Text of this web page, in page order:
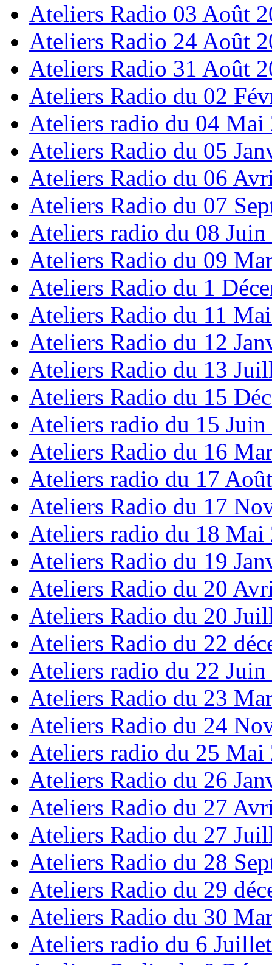
Ateliers Radio 03 Août
Ateliers Radio 24 Août
Ateliers Radio 31 Août
Ateliers Radio du 02
Ateliers radio du 04 Mai
Ateliers Radio du 05
Ateliers Radio du 06
Ateliers Radio du 07
Ateliers radio du 08 Juin
Ateliers Radio du 09
Ateliers Radio du 1
Ateliers Radio du 11
Ateliers Radio du 12
Ateliers Radio du 13
Ateliers Radio du 15
Ateliers radio du 15 Juin
Ateliers Radio du 16
Ateliers radio du 17
Ateliers Radio du 17
Ateliers radio du 18 Mai
Ateliers Radio du 19
Ateliers Radio du 20
Ateliers Radio du 20
Ateliers Radio du 22
Ateliers radio du 22 Juin
Ateliers Radio du 23
Ateliers Radio du 24
Ateliers radio du 25 Mai
Ateliers Radio du 26
Ateliers Radio du 27
Ateliers Radio du 27
Ateliers Radio du 28
Ateliers Radio du 29
Ateliers Radio du 30
Ateliers radio du 6